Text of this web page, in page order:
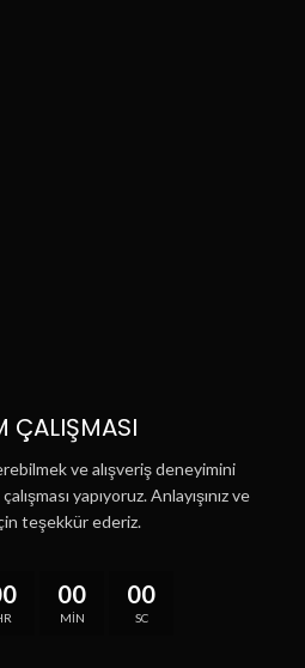
ÇALIŞMASI
ve alışveriş deneyimini
yapıyoruz. Anlayışınız ve
teşekkür ederiz.
00
MIN
00
SC